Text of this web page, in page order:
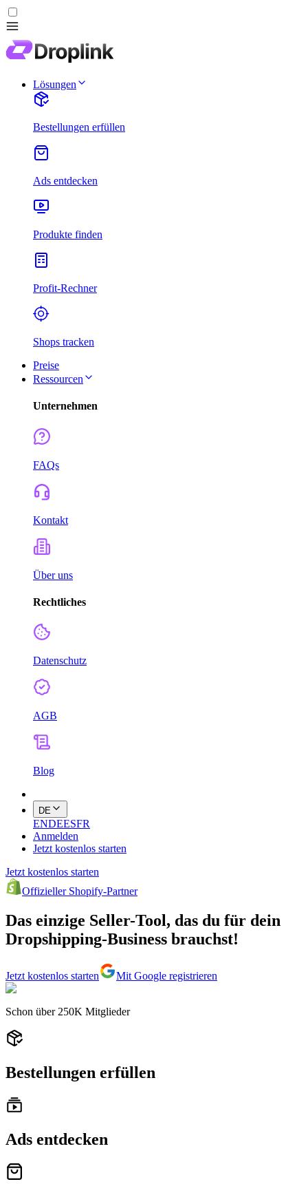
Lösungen
Bestellungen erfüllen
Ads entdecken
Produkte finden
Profit-Rechner
Shops tracken
Preise
Ressourcen
Unternehmen
FAQs
Kontakt
Über uns
Rechtliches
Datenschutz
AGB
Blog
DE
ENDEESFR
Anmelden
Jetzt kostenlos starten
Jetzt kostenlos starten
Offizieller Shopify-Partner
Das einzige Seller-Tool, das du für dein
Dropshipping-Business brauchst!
Jetzt kostenlos starten Mit Google registrieren
Schon über 250K Mitglieder
Bestellungen erfüllen
Ads entdecken